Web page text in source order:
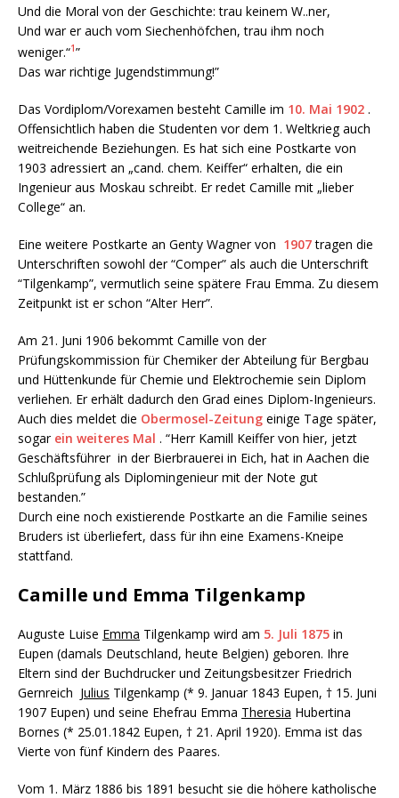
Und die Moral von der Geschichte: trau keinem W..ner,
Und war er auch vom Siechenhöfchen, trau ihm noch
weniger.“1”
Das war richtige Jugendstimmung!”
Das Vordiplom/Vorexamen besteht Camille im 10. Mai 1902 .
Offensichtlich haben die Studenten vor dem 1. Weltkrieg auch
weitreichende Beziehungen. Es hat sich eine Postkarte von
1903 adressiert an „cand. chem. Keiffer“ erhalten, die ein
Ingenieur aus Moskau schreibt. Er redet Camille mit „lieber
College“ an.
Eine weitere Postkarte an Genty Wagner von 1907tragen die
Unterschriften sowohl der “Comper” als auch die Unterschrift
“Tilgenkamp”, vermutlich seine spätere Frau Emma. Zu diesem
Zeitpunkt ist er schon “Alter Herr”.
Am 21. Juni 1906 bekommt Camille von der
Prüfungskommission für Chemiker der Abteilung für Bergbau
und Hüttenkunde für Chemie und Elektrochemie sein Diplom
verliehen. Er erhält dadurch den Grad eines Diplom-Ingenieurs.
Auch dies meldet die Obermosel-Zeitung einige Tage später,
sogar ein weiteres Mal . “Herr Kamill Keiffer von hier, jetzt
Geschäftsführer in der Bierbrauerei in Eich, hat in Aachen die
Schlußprüfung als Diplomingenieur mit der Note gut
bestanden.”
Durch eine noch existierende Postkarte an die Familie seines
Bruders ist überliefert, dass für ihn eine Examens-Kneipe
stattfand.
Camille und Emma Tilgenkamp
Auguste Luise Emma Tilgenkamp wird am 5. Juli 1875 in
Eupen (damals Deutschland, heute Belgien) geboren. Ihre
Eltern sind der Buchdrucker und Zeitungsbesitzer Friedrich
Gernreich Julius Tilgenkamp (* 9. Januar 1843 Eupen, † 15. Juni
1907 Eupen) und seine Ehefrau Emma Theresia Hubertina
Bornes (* 25.01.1842 Eupen, † 21. April 1920). Emma ist das
Vierte von fünf Kindern des Paares.
Vom 1. März 1886 bis 1891 besucht sie die höhere katholische